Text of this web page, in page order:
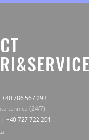
786 567 293
tehnica (24/7)
+40 727 722 201